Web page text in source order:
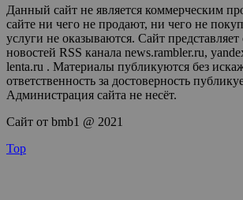
Данный сайт не является коммерческим
сайте ни чего не продают, ни чего не
услуги не оказываются. Сайт представляет
новостей RSS канала news.rambler.ru,
lenta.ru . Материалы публикуются без
ответственность за достоверность
Администрация сайта не несёт.
Сайт от bmb1 @ 2021
Top